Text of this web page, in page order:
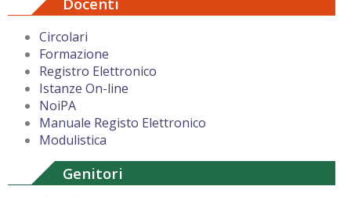
Circolari
Formazione
Registro Elettronico
Istanze On-line
NoiPA
Manuale Registo Elettronico
Modulistica
Genitori